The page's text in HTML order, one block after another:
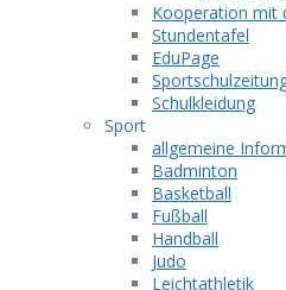
Kooperation mit
Stundentafel
EduPage
Schulkleidung
Sport
allgemeine
Badminton
Basketball
Fußball
Handball
Judo
Leichtathletik